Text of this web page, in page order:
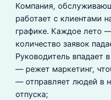
Компания,
работает с клиентами
графике. Каждое лето
количество заявок
Руководитель впадает
— режет маркетинг,
— отправляет людей в
отпуска;